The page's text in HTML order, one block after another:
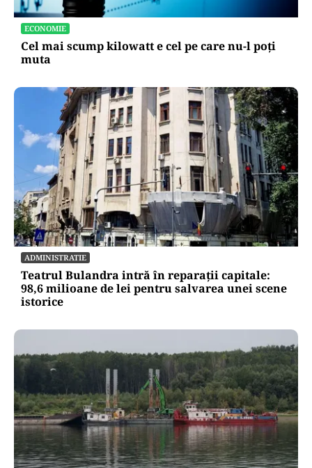
ECONOMIE
Cel mai scump kilowatt e cel pe care nu-l poți
muta
ADMINISTRATIE
Teatrul Bulandra intră în reparații capitale:
98,6 milioane de lei pentru salvarea unei scene
istorice